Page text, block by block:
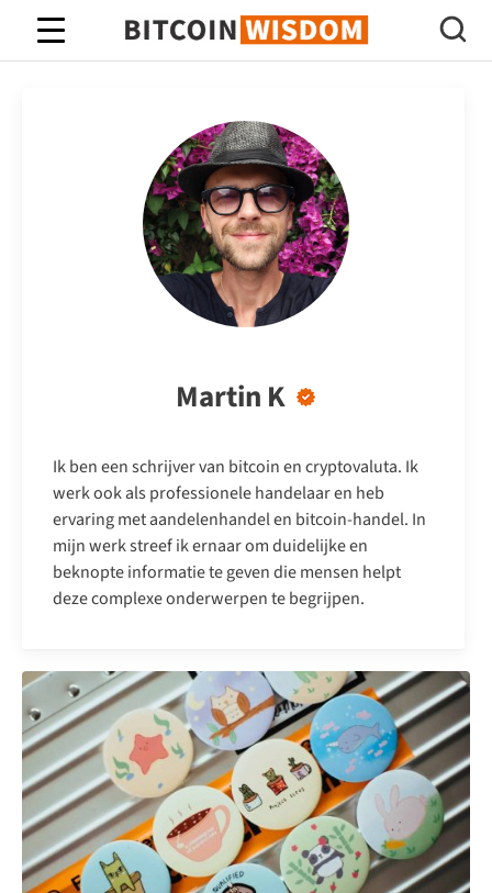
Bitcoin-wijsheid
Martin K
Ik ben een schrijver van bitcoin en cryptovaluta. Ik
werk ook als professionele handelaar en heb
ervaring met aandelenhandel en bitcoin-handel. In
mijn werk streef ik ernaar om duidelijke en
beknopte informatie te geven die mensen helpt
deze complexe onderwerpen te begrijpen.